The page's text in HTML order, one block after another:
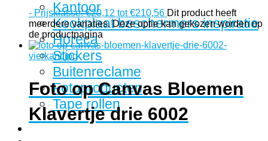
Kantoor
Kookplaat beschermers inspiratie
Horeca
Stickers
Buitenreclame
Fotoproducten
Tape rollen
- Prijsklasse: €20,12 tot €210,56 Dit product heeft
meerdere variaties. Deze optie kan gekozen worden op
de productpagina
Foto op Canvas Bloemen
Klavertje drie 6002